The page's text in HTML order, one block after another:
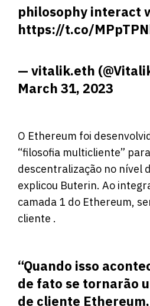
philosophy interact
https://t.co/
— vitalik.eth
March 31, 2023
O Ethereum foi
“filosofia multicliente”
descentralização no nível
explicou Buterin. Ao
camada 1 do Ethereum,
cliente .
“Quando isso
de fato se tornarão
de cliente